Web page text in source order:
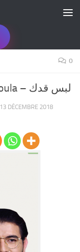
0
lebes kadek : un film sur Al aoula – لبس قدك
13 DÉCEMBRE 2018